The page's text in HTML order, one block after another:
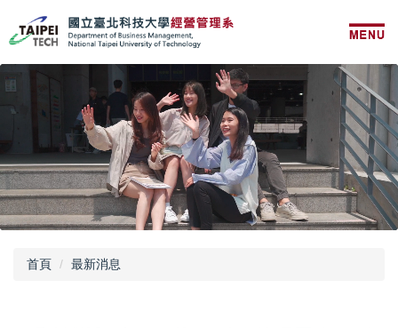
到
主
要
內
容
首頁 最新消息